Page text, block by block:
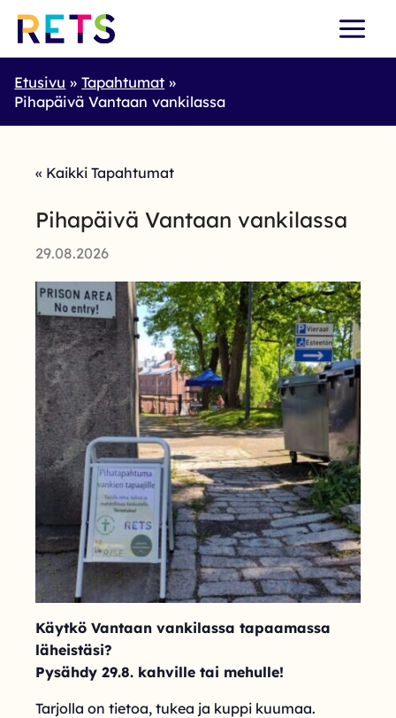
Skip
Etusivu
Tapahtumat
Pihapäivä Vantaan vankilassa
« Kaikki Tapahtumat
Pihapäivä Vantaan vankilassa
29.08.2026
Käytkö Vantaan vankilassa tapaamassa
läheistäsi?
Pysähdy 29.8. kahville tai mehulle!
Tarjolla on tietoa, tukea ja kuppi kuumaa.